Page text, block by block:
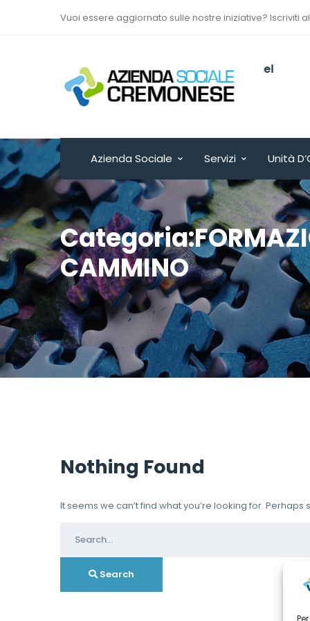
Vuoi essere aggiornato sulle nostre iniziative? Iscriviti
Via Sant’Antonio del
Fuoco n. 9/A
Cremona - ITALY
Azienda Sociale Servizi Unità
CAMMINO
Nothing Found
It seems we can’t find what you’re looking for.
for:
Search